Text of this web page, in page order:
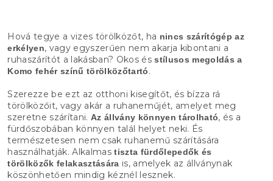
Hová tegye a vizes törölközőt, ha nincs szárítógép az
erkélyen, vagy egyszerűen nem akarja kibontani a
ruhaszárítót a lakásban? Okos ésstílusos megoldás a
Komo fehér színű törölközőtartó.
Szerezze be ezt az otthoni kisegítőt, és bízza rá
törölközőit, vagy akár a ruhaneműjét, amelyet meg
szeretne szárítani. Az állvány könnyen tárolható, és a
fürdőszobában könnyen talál helyet neki. És
természetesen nem csak ruhanemű szárítására
használhatják. Alkalmastiszta fürdőlepedők és
törölközők felakasztására is, amelyek az állványnak
köszönhetően mindig kéznél lesznek.